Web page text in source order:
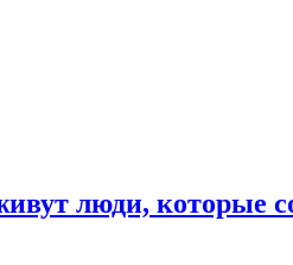
люди, которые